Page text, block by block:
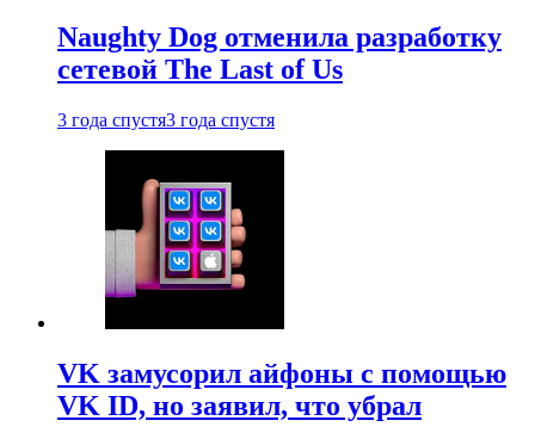
Naughty Dog отменила разработку
сетевой The Last of Us
3 года спустя3 года спустя
VK замусорил айфоны с помощью
VK ID, но заявил, что убрал